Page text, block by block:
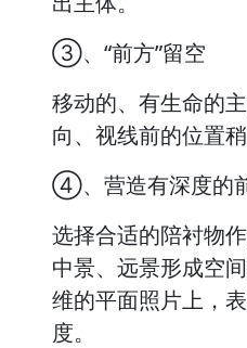
③、“前方”留空
移动的、有生命的
向、视线前的位置
④、营造有深度的
选择合适的陪衬物
中景、远景形成空
维的平面照片上，
度。